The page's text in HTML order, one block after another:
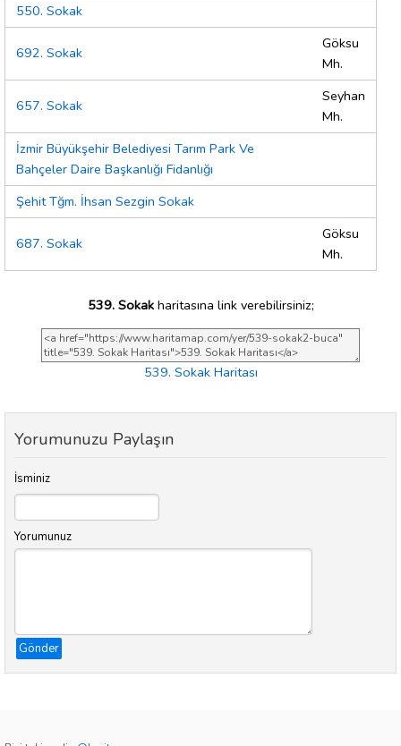
550. Sokak
692. Sokak
Göksu
Mh.
657. Sokak
Seyhan
Mh.
İzmir Büyükşehir Belediyesi Tarım Park Ve
Bahçeler Daire Başkanlığı Fidanlığı
Şehit Tğm. İhsan Sezgin Sokak
687. Sokak
Göksu
Mh.
539. Sokakharitasına link verebilirsiniz;
539. Sokak Haritası
Yorumunuzu Paylaşın
İsminiz
Yorumunuz
Gönder